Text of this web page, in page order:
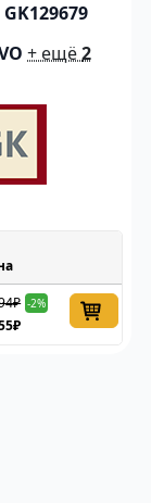
GK129679
+ ещё2
-2%